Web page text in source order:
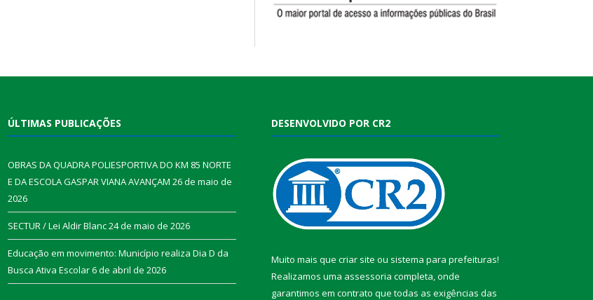
ÚLTIMAS PUBLICAÇÕES
OBRAS DA QUADRA POLIESPORTIVA DO KM 85 NORTE
E DA ESCOLA GASPAR VIANA AVANÇAM 26 de maio de
2026
SECTUR / Lei Aldir Blanc24 de maio de 2026
Educação em movimento: Município realiza Dia D da
Busca Ativa Escolar6 de abril de 2026
DESENVOLVIDO POR CR2
Muito mais que criar site ou sistema para prefeituras!
Realizamos uma assessoria completa, onde
garantimos em contrato que todas as exigências das